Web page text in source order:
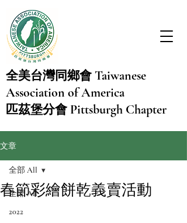
全美台灣同鄉會 Taiwanese
Association of America
匹茲堡分會 Pittsburgh Chapter
文章
全部 All
2022
全部 All
春節彩繪餅乾義賣活動